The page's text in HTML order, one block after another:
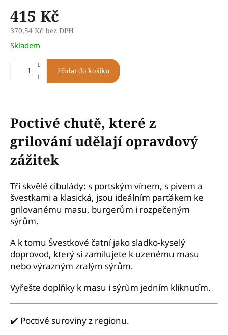
415 Kč
370,54 Kč bez DPH
Měrná
Skladem
Přidat do košíku
Poctivé chutě, které z
grilování udělají opravdový
zážitek
Tři skvělé cibulády: s portským vínem, s pivem a
švestkami a klasická, jsou ideálním parťákem ke
grilovanému masu, burgerům i rozpečeným
sýrům.
A k tomu Švestkové čatní jako sladko-kyselý
doprovod, který si zamilujete k uzenému masu
nebo výrazným zralým sýrům.
Vyřešte doplňky k masu i sýrům jedním kliknutím.
✔️ Poctivé suroviny z regionu.